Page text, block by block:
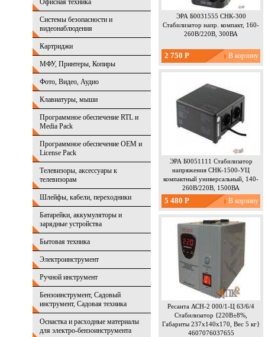
Офисная техника
Системы безопасности и
видеонаблюдения
Картриджи
МФУ, Принтеры, Копиры
Фото, Видео, Аудио
Клавиатуры, мыши
Программное обеспечение RTL и
Media Pack
Программное обеспечение OEM и
License Pack
Телевизоры, аксессуары к
телевизорам
Шлейфы, кабели, переходники
Батарейки, аккумуляторы и
зарядные устройства
Бытовая техника
Электроинструмент
Ручной инструмент
Бензоинструмент, Садовый
инструмент, Садовая техника
Оснастка и расходные материалы
для электро-бензоинструмента
ЭРА Б0031555 СНК-300
Стабилизатор напр. компакт, 160-
260В/220В, 300ВА
2 750 Р
ЭРА Б0051111 Стабилизатор
напряжения СНК-1500-УЦ
компактный универсальный, 140-
260В/220В, 1500ВА
5 480 Р
Ресанта АСН-2 000/1-Ц 63/6/4
Стабилизатор {220В±8%,
Габариты 237х140х170, Вес 5 кг}
4607076037655